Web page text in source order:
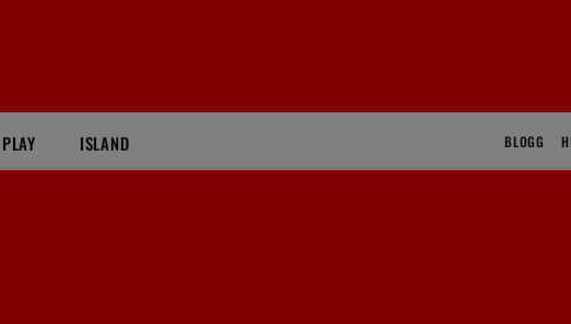
PLAY ISLAND BLOGG